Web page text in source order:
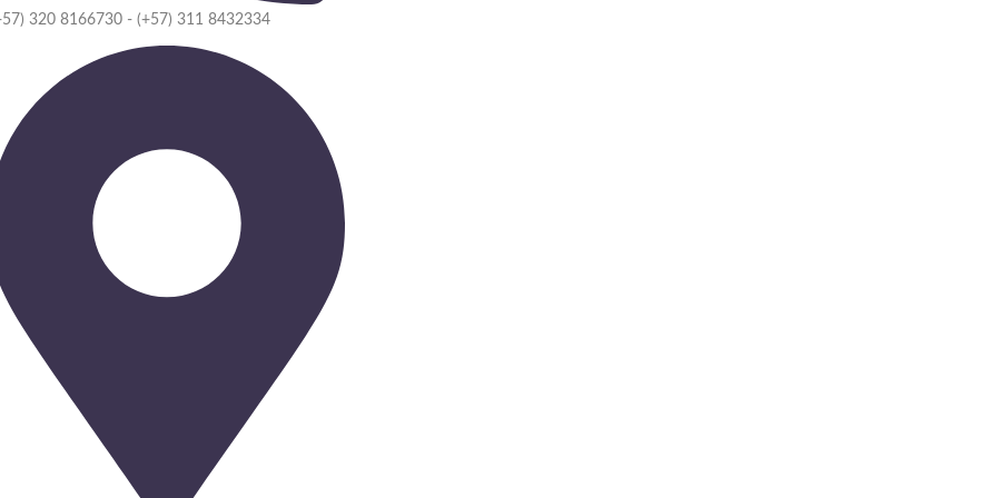
320 8166730 - (+57) 311 8432334